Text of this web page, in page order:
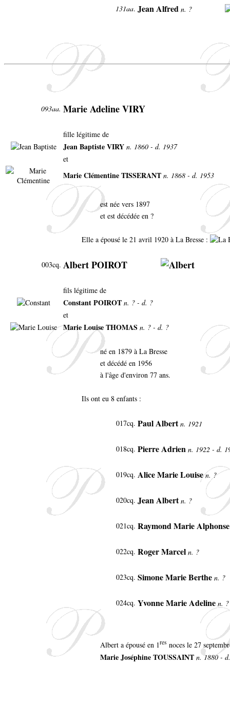
131aa. Jean Alfred n. ?
093aa. Marie Adeline VIRY
fille légitime de
Jean Baptiste VIRY n. 1860 - d. 1937
et
Marie Clémentine TISSERANT n. 1868 - d. 1953
est née vers 1897
et est décédée en ?
Elle a épousé le 21 avril 1920 à La Bresse :
003cq. Albert POIROT
fils légitime de
Constant POIROT n. ? - d. ?
et
Marie Louise THOMAS n. ? - d. ?
né en 1879 à La Bresse
et décédé en 1956
à l'âge d'environ 77 ans.
Ils ont eu 8 enfants :
017cq. Paul Albertn. 1921
018cq. Pierre Adrien n. 1922 - d.
019cq. Alice Marie Louisen. ?
020cq. Jean Albertn. ?
021cq. Raymond Marie
022cq. Roger Marcel n. ?
023cq. Simone Marie Berthe n. ?
024cq. Yvonne Marie Adeline n. ?
Albert a épousé en 1res noces le 27
Marie Joséphine TOUSSAINT n. 1880 -